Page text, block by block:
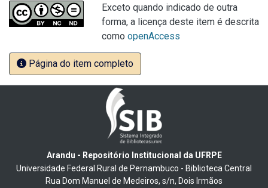
Exceto quando indicado de outra
forma, a licença deste item é descrita
como openAccess
Página do item completo
Arandu - Repositório Institucional da UFRPE
Universidade Federal Rural de Pernambuco - Biblioteca Central
Rua Dom Manuel de Medeiros, s/n, Dois Irmãos